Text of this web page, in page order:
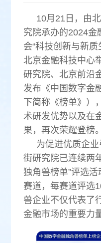
客户案例
关于金智维
10月21日 ，由
究院承办的2024金
会“科技创新与新
北京金融科技中心
研究院、北京前沿
发布《中国数字金
下简称《榜单》）
术研发优势以及在
果，再次荣耀登榜
为促进优质企
街研究院已连续两
独角兽榜单”评选
赛道，每赛道评选
兽企业不仅代表了
金融市场的重要力